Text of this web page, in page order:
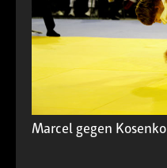
Marcel gegen Kosenko